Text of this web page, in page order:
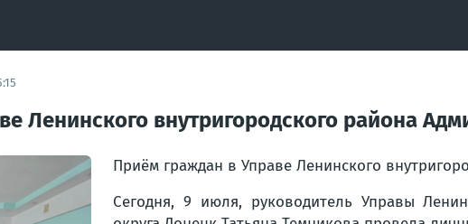
Ленинского внутригородского района
Приём граждан в Управе Ленинского
Сегодня, 9 июля, руководитель Управы